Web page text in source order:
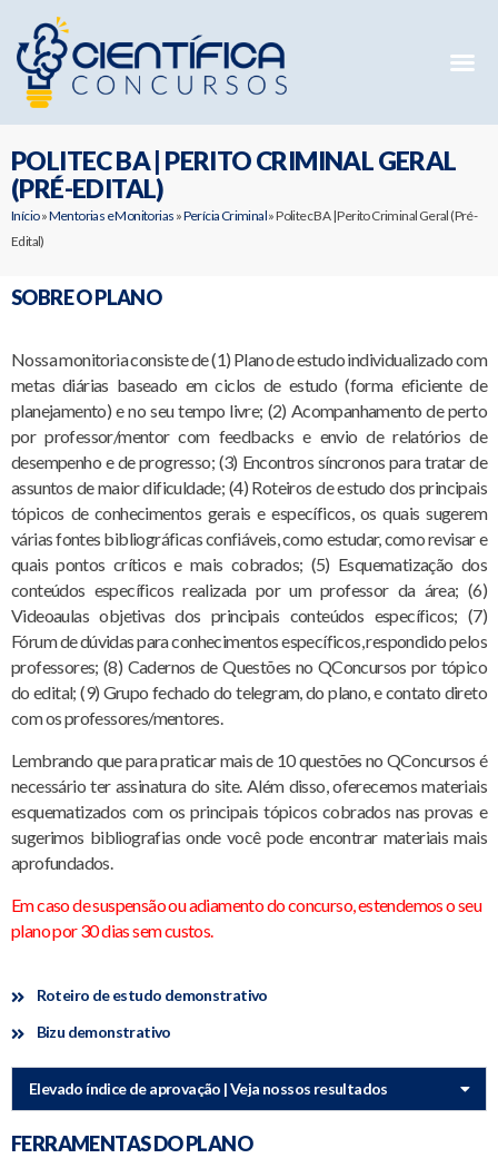
POLITEC BA | PERITO CRIMINAL GERAL
(PRÉ-EDITAL)
Início»Mentorias e Monitorias »Perícia Criminal»Politec BA | Perito Criminal Geral (Pré-
Edital)
SOBRE O PLANO
Nossa monitoria consiste de (1) Plano de estudo individualizado com
metas diárias baseado em ciclos de estudo (forma eficiente de
planejamento) e no seu tempo livre; (2) Acompanhamento de perto
por professor/mentor com feedbacks e envio de relatórios de
desempenho e de progresso; (3) Encontros síncronos para tratar de
assuntos de maior dificuldade; (4) Roteiros de estudo dos principais
tópicos de conhecimentos gerais e específicos, os quais sugerem
várias fontes bibliográficas confiáveis, como estudar, como revisar e
quais pontos críticos e mais cobrados; (5) Esquematização dos
conteúdos específicos realizada por um professor da área; (6)
Videoaulas objetivas dos principais conteúdos específicos; (7)
Fórum de dúvidas para conhecimentos específicos, respondido pelos
professores; (8) Cadernos de Questões no QConcursos por tópico
do edital; (9) Grupo fechado do telegram, do plano, e contato direto
com os professores/mentores.
Lembrando que para praticar mais de 10 questões no QConcursos é
necessário ter assinatura do site. Além disso, oferecemos materiais
esquematizados com os principais tópicos cobrados nas provas e
sugerimos bibliografias onde você pode encontrar materiais mais
aprofundados.
Em caso de suspensão ou adiamento do concurso, estendemos o seu
plano por 30 dias sem custos.
Roteiro de estudo demonstrativo
Bizu demonstrativo
Elevado índice de aprovação | Veja nossos resultados
FERRAMENTAS DO PLANO